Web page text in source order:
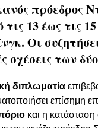
πρόεδρος
13 έως τις
Οι
σχέσεις των
διπλωματία
επίσημη
και η κατάσταση